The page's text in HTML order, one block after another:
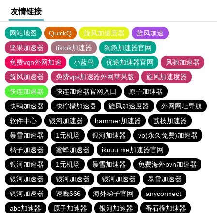
友情链接
网站地图 QuickQ 旋风加速度器
旋风加速
坚果加速器
tiktok加速器
狗急加速器官网
免费vqn外网加速
小蓝鸟 优途加速器官网
风驰加速器
旋风加速器
免费vps加速器外网苹果版
旋风加速度器
快连加速器
快连加速器官网入口
原子加速器
快鸭加速器
快柠檬加速器 旋风加速度器
外网网址导航
软件中心
银河加速器 hammer加速器
荔枝加速器
暴雪加速器
1元机场 银河加速器
vp(永久免费)加速器
橘子加速器
蜜蜂加速器
ikuuu.me加速器官网
银河加速器
1元机场 暴雪加速器
免费海外pvn加速器
银河加速器
银河加速器 银河加速器
暴雪加速器
银河加速器
速鹰666 海外梯子官网
anyconnect
abc加速器
原子加速器 银河加速器 番石榴加速器